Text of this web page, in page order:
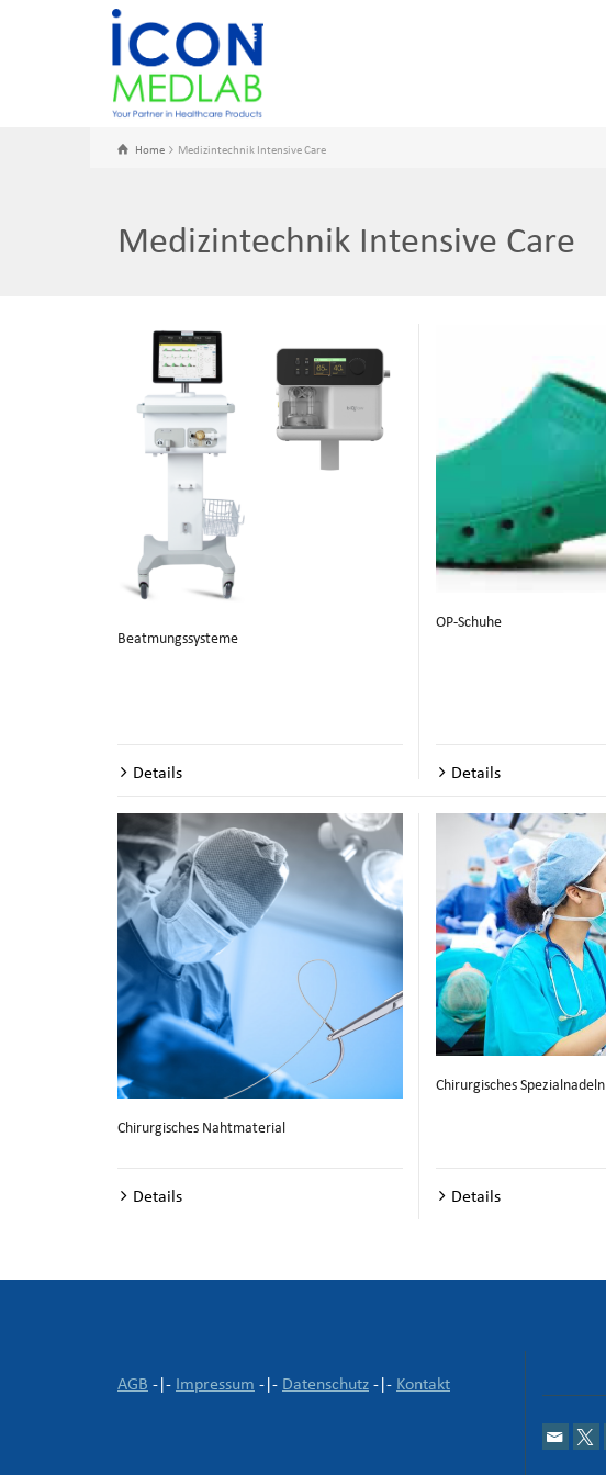
Home Medizintechnik Intensive Care
Medizintechnik Intensive Care
Beatmungssysteme
Details
OP-Schuhe
Details
Chirurgisches Nahtmaterial
Details
Chirurgisches Spezialnadeln
Details
AGB -|- Impressum -|- Datenschutz -|- Kontakt